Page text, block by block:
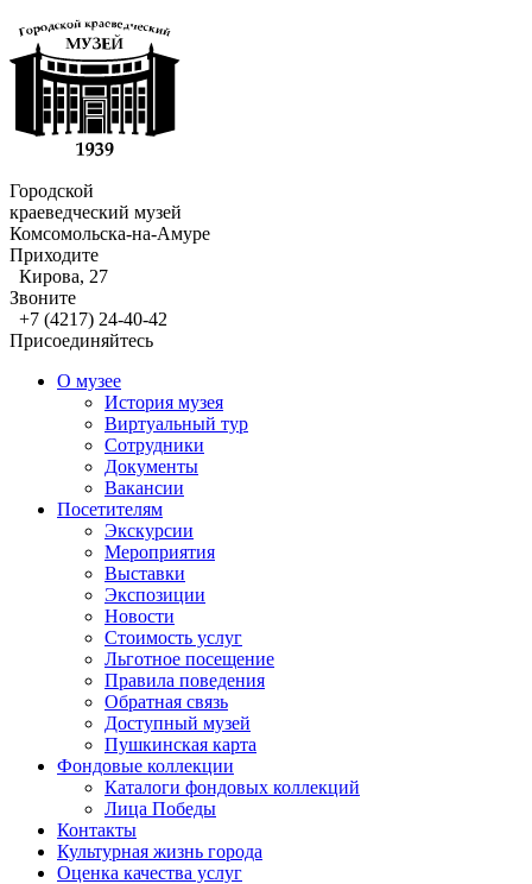
Городской
краеведческий музей
Комсомольска-на-Амуре
Приходите
Кирова, 27
Звоните
+7 (4217) 24-40-42
Присоединяйтесь
О музее
История музея
Виртуальный тур
Сотрудники
Документы
Вакансии
Посетителям
Экскурсии
Мероприятия
Выставки
Экспозиции
Новости
Стоимость услуг
Льготное посещение
Правила поведения
Обратная связь
Доступный музей
Пушкинская карта
Фондовые коллекции
Каталоги фондовых коллекций
Лица Победы
Контакты
Культурная жизнь города
Оценка качества услуг